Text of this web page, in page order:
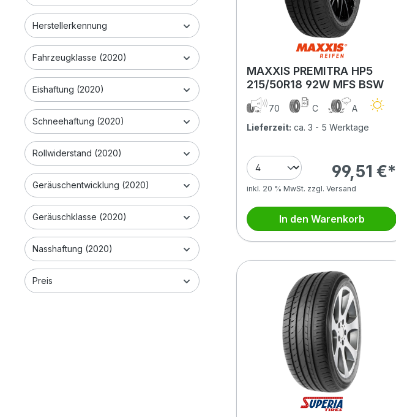
Herstellerkennung
Fahrzeugklasse (2020)
Eishaftung (2020)
Schneehaftung (2020)
Rollwiderstand (2020)
Geräuschentwicklung (2020)
Geräuschklasse (2020)
Nasshaftung (2020)
Preis
MAXXIS PREMITRA HP5
215/50R18 92W MFS BSW
70 C
A
Lieferzeit: ca. 3 - 5 Werktage
99,51 €*
inkl. 20 % MwSt. zzgl. Versand
In den Warenkorb